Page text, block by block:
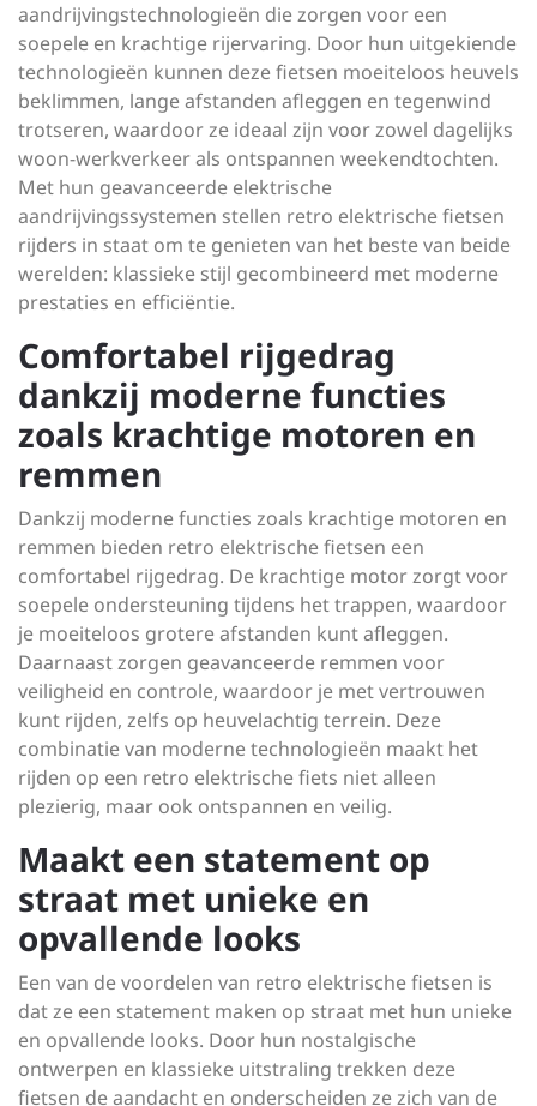
aandrijvingstechnologieën die zorgen voor een
soepele en krachtige rijervaring. Door hun uitgekiende
technologieën kunnen deze fietsen moeiteloos heuvels
beklimmen, lange afstanden afleggen en tegenwind
trotseren, waardoor ze ideaal zijn voor zowel dagelijks
woon-werkverkeer als ontspannen weekendtochten.
Met hun geavanceerde elektrische
aandrijvingssystemen stellen retro elektrische fietsen
rijders in staat om te genieten van het beste van beide
werelden: klassieke stijl gecombineerd met moderne
prestaties en efficiëntie.
Comfortabel rijgedrag
dankzij moderne functies
zoals krachtige motoren en
remmen
Dankzij moderne functies zoals krachtige motoren en
remmen bieden retro elektrische fietsen een
comfortabel rijgedrag. De krachtige motor zorgt voor
soepele ondersteuning tijdens het trappen, waardoor
je moeiteloos grotere afstanden kunt afleggen.
Daarnaast zorgen geavanceerde remmen voor
veiligheid en controle, waardoor je met vertrouwen
kunt rijden, zelfs op heuvelachtig terrein. Deze
combinatie van moderne technologieën maakt het
rijden op een retro elektrische fiets niet alleen
plezierig, maar ook ontspannen en veilig.
Maakt een statement op
straat met unieke en
opvallende looks
Een van de voordelen van retro elektrische fietsen is
dat ze een statement maken op straat met hun unieke
en opvallende looks. Door hun nostalgische
ontwerpen en klassieke uitstraling trekken deze
fietsen de aandacht en onderscheiden ze zich van de